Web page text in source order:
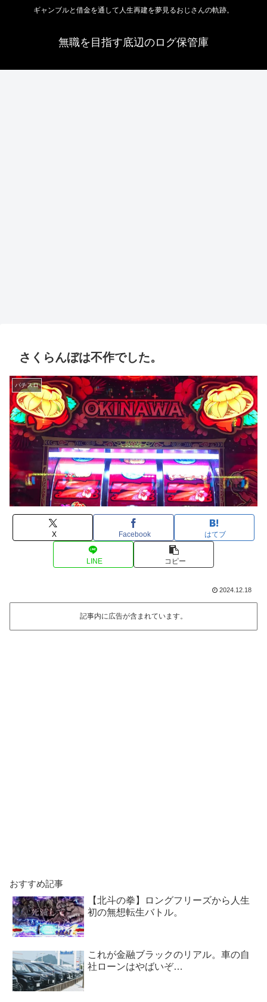
ギャンブルと借金を通して人生再建を夢見るおじさんの軌跡。
無職を目指す底辺のログ保管庫
さくらんぼは不作でした。
パチスロ
X Facebook はてブ
LINE コピー
2024.12.18
記事内に広告が含まれています。
おすすめ記事
【北斗の拳】ロングフリーズから人生
初の無想転生バトル。
これが金融ブラックのリアル。車の自
社ローンはやばいぞ…